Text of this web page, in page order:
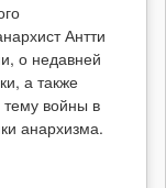
Антти
о недавней
а также
войны в
анархизма.